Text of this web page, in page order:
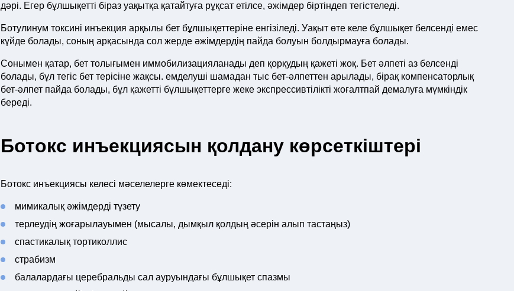
дәрі. Егер бұлшықетті біраз уақытқа қатайтуға рұқсат етілсе, әжімдер біртіндеп тегістеледі.
Ботулинум токсині инъекция арқылы бет бұлшықеттеріне енгізіледі. Уақыт өте келе бұлшықет белсенді емес
күйде болады, соның арқасында сол жерде әжімдердің пайда болуын болдырмауға болады.
Сонымен қатар, бет толығымен иммобилизацияланады деп қорқудың қажеті жоқ. Бет әлпеті аз белсенді
болады, бұл тегіс бет терісіне жақсы. емделуші шамадан тыс бет-әлпеттен арылады, бірақ компенсаторлық
бет-әлпет пайда болады, бұл қажетті бұлшықеттерге жеке экспрессивтілікті жоғалтпай демалуға мүмкіндік
береді.
Ботокс инъекциясын қолдану көрсеткіштері
Ботокс инъекциясы келесі мәселелерге көмектеседі:
мимикалық әжімдерді түзету
терлеудің жоғарылауымен (мысалы, дымқыл қолдың әсерін алып тастаңыз)
спастикалық тортиколлис
страбизм
балалардағы церебральды сал ауруындағы бұлшықет спазмы